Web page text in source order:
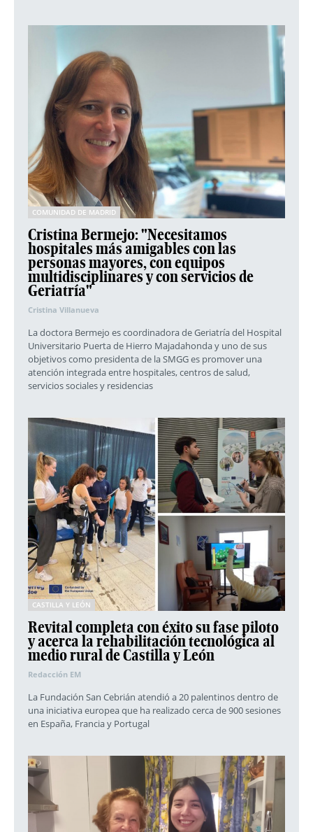
COMUNIDAD DE MADRID
Cristina Bermejo: "Necesitamos
hospitales más amigables con las
personas mayores, con equipos
multidisciplinares y con servicios de
Geriatría"
Cristina Villanueva
La doctora Bermejo es coordinadora de Geriatría del Hospital
Universitario Puerta de Hierro Majadahonda y uno de sus
objetivos como presidenta de la SMGG es promover una
atención integrada entre hospitales, centros de salud,
servicios sociales y residencias
CASTILLA Y LEÓN
Revital completa con éxito su fase piloto
y acerca la rehabilitación tecnológica al
medio rural de Castilla y León
Redacción EM
La Fundación San Cebrián atendió a 20 palentinos dentro de
una iniciativa europea que ha realizado cerca de 900 sesiones
en España, Francia y Portugal